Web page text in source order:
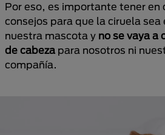
Por eso, es importante tener en
consejos para que la ciruela
nuestra mascota y no se vaya a
de cabeza para nosotros ni
compañía.